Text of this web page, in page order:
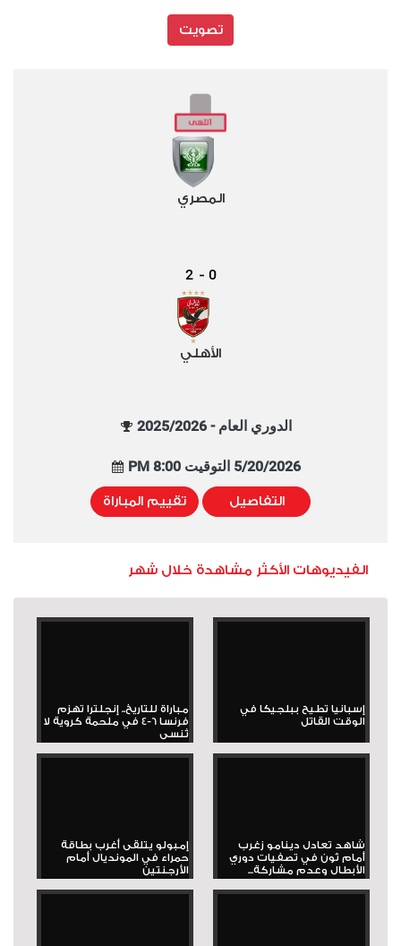
تصويت
المصري
0
-
2
الأهلي
الدوري العام - 2025/2026
5/20/2026 التوقيت 8:00 PM
التفاصيل تقييم المباراة
الفيديوهات الأكثر مشاهدة خلال شهر
إسبانيا تطيح ببلجيكا في
الوقت القاتل
مباراة للتاريخ.. إنجلترا تهزم
فرنسا 6-4 في ملحمة كروية لا
تُنسى
شاهد تعادل دينامو زغرب
أمام ثون في تصفيات دوري
الأبطال وعدم مشاركة...
إمبولو يتلقى أغرب بطاقة
حمراء في المونديال أمام
الأرجنتين